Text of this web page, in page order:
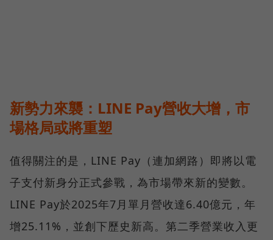
新勢力來襲：LINE Pay營收大增，市
場格局或將重塑
值得關注的是，LINE Pay（連加網路）即將以電
子支付新身分正式參戰，為市場帶來新的變數。
LINE Pay於2025年7月單月營收達6.40億元，年
增25.11%，並創下歷史新高。第二季營業收入更